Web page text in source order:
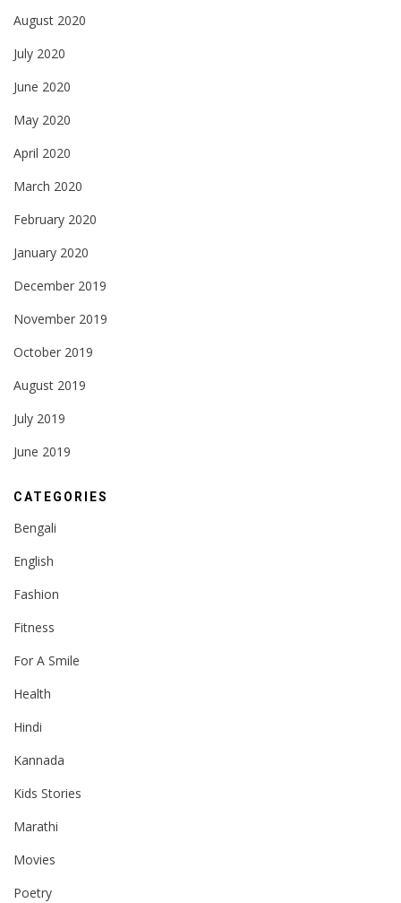
August 2020
July 2020
June 2020
May 2020
April 2020
March 2020
February 2020
January 2020
December 2019
November 2019
October 2019
August 2019
July 2019
June 2019
CATEGORIES
Bengali
English
Fashion
Fitness
For A Smile
Health
Hindi
Kannada
Kids Stories
Marathi
Movies
Poetry